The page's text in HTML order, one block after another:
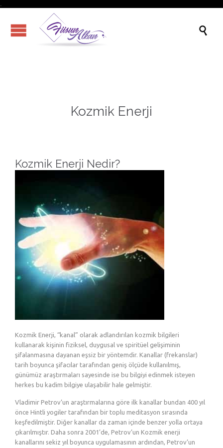
.

Kozmik Enerji
Kozmik Enerji Nedir?
Kozmik Enerji, “kanal” olarak adlandırılan kozmik bilgileri
kullanarak kişinin fiziksel, duygusal ve spiritüel gelişiminin
şifalanmasına dayanan eşsiz bir yöntemdir. Kanallar (frekanslar)
tarih boyunca şifacılar tarafından geniş ölçüde kullanılmış,
günümüz araştırmaları sayesinde ise bu bilgiyi edinmek isteyen
herkes bu kadim bilgiye ulaşabilir hale gelmiştir.
Vladimir Petrov’un araştırmalarına göre ilk kanallar bundan 400 yıl
önce Hintli yogiler tarafından bir toplu meditasyon sırasında
keşfedilmiştir. Diğer kanallar da zaman içinde benzer yolla ortaya
çıkarılmıştır. Daha sonra 2001’de, Petrov’un Kozmik enerji
kanallarını sekiz yıl boyunca uygulamasının ardından, Petrov’un